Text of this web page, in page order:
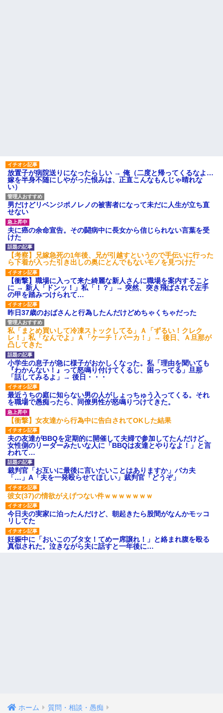
放置子が病院送りになったらしい → 俺（二度と帰ってくるなよ…
嫁を半身不随にしやがった恨みは、正直こんなもんじゃ晴れな
い）
男だけどリベンジポノレノの被害者になって未だに人生が立ち直
せない
夫に癌の余命宣告。その闘病中に長女から信じられない言葉を受
けた
【考察】兄嫁急死の1年後、兄が引越すというので手伝いに行った
ら下着が入った引き出しの奥にとんでもないモノを見つけた
【衝撃】職場に入って来た綺麗な新人さんに職場を案内すること
に → 新人「ドンッ！」私「！？」→ 突然、突き飛ばされて左手
の甲を踏みつけられて…
昨日37歳のおばさんと行為したんだけどめちゃくちゃだった
私「まとめ買いして冷凍ストックしてる」Ａ「ずるい！クレク
レ！」私「なんでよ」Ａ「ケーチ！バーカ！」→ 後日、Ａ旦那が
凸してきた
小学生の息子が急に様子がおかしくなった。私「理由を聞いても
『わかんない！』って怒鳴り付けてくるし、困っってる」旦那
「話してみるよ」→ 後日・・・
最近うちの庭に知らない男の人がしょっちゅう入ってくる。それ
を職場で愚痴ったら、同僚男性が怒鳴りつけてきた。
【衝撃】女友達から行為中に告白されてOKした結果
夫の友達がBBQを定期的に開催して夫婦で参加してたんだけど、
女性側のリーダーみたいな人に「BBQは友達とやりなよ！」と言
われて…
裁判官「お互いに最後に言いたいことはありますか」バカ夫
「…」A「夫を一発殴らせてほしい」裁判官「どうぞ」
彼女(37)の情欲がえげつない件ｗｗｗｗｗｗｗ
今日夫の実家に泊ったんだけど、朝起きたら股間がなんかモッコ
リしてた
妊娠中に「おいこのブタ女！てめー席譲れ！」と絡まれ腹を殴る
真似された。泣きながら夫に話すと一年後に…
ホーム 質問・相談・愚痴